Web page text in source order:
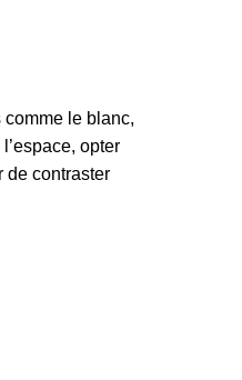
le blanc,
opter
de contraster